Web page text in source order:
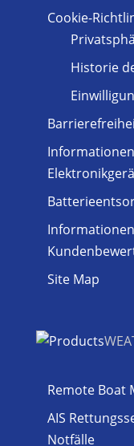
Cookie-
Historie
Site Map
Remote Boat
AIS
Notfälle